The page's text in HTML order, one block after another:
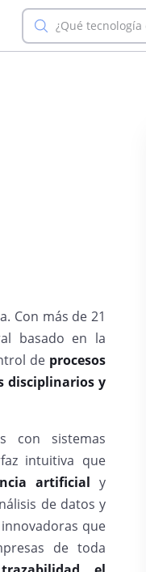
¿Qué
Con más de 21
basado en la
de procesos
disciplinarios y
con sistemas
intuitiva que
artificial y
de datos y
que
de toda